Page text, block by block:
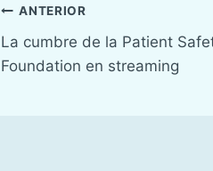
Navegación
de
ANTERIOR
La cumbre de la Patient
Foundation en streaming